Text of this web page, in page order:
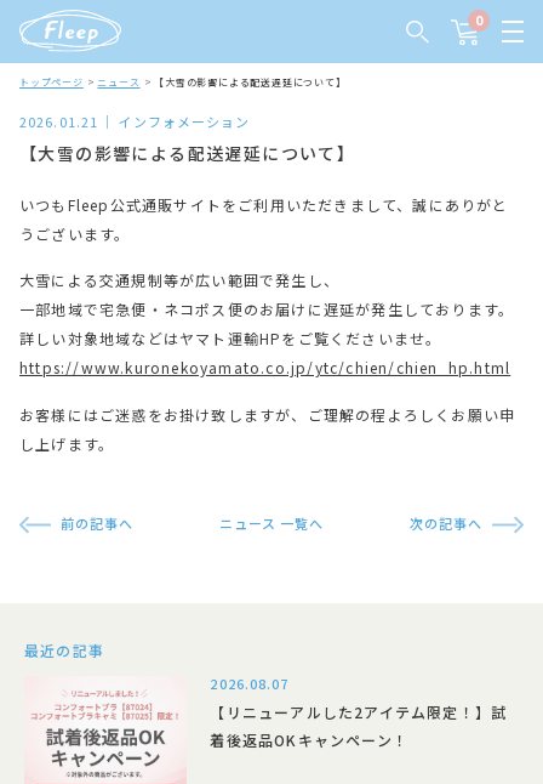
0
トップページ ニュース 【大雪の影響による配送遅延について】
2026.01.21 インフォメーション
【大雪の影響による配送遅延について】
いつもFleep公式通販サイトをご利用いただきまして、誠にありがと
うございます。
大雪による交通規制等が広い範囲で発生し、
一部地域で宅急便・ネコポス便のお届けに遅延が発生しております。
詳しい対象地域などはヤマト運輸HPをご覧くださいませ。
https://www.kuronekoyamato.co.jp/ytc/chien/chien_hp.html
お客様にはご迷惑をお掛け致しますが、ご理解の程よろしくお願い申
し上げます。
前の記事へ ニュース 一覧へ 次の記事へ
最近の記事
2026.08.07
【リニューアルした2アイテム限定！】試
着後返品OKキャンペーン！